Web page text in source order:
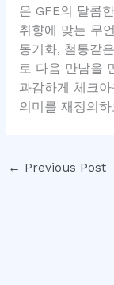
은 GFE의 달콤
취향에 맞는 무
동기화, 철통같
로 다음 만남을
과감하게 체크
의미를 재정의
← Previous Post